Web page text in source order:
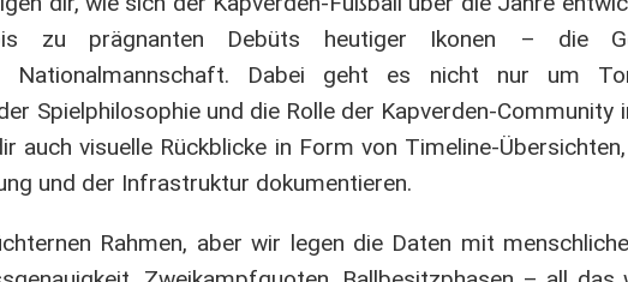
bis zu prägnanten Debüts heutiger Ikonen – die
Nationalmannschaft. Dabei geht es nicht nur um
Spielphilosophie und die Rolle der Kapverden-
auch visuelle Rückblicke in Form von Timeline-
und der Infrastruktur dokumentieren.
Rahmen, aber wir legen die Daten mit